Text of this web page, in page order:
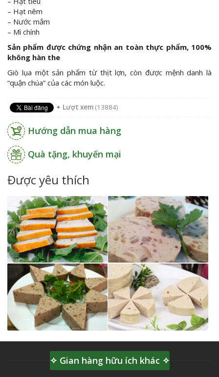
– Hạt nêm
– Nước mắm
– Mì chính
Sản phẩm được chứng nhận an toàn thực phẩm, 100%
không hàn the
Giò lụa một sản phẩm từ thịt lợn, còn được mệnh danh là
“quận chúa” của các món luộc.
✦ Lượt xem (13884)
Hướng dẫn mua hàng
Quà tặng, khuyến mại
Được yêu thích
✧ Gian hàng hữu ích khác ✧